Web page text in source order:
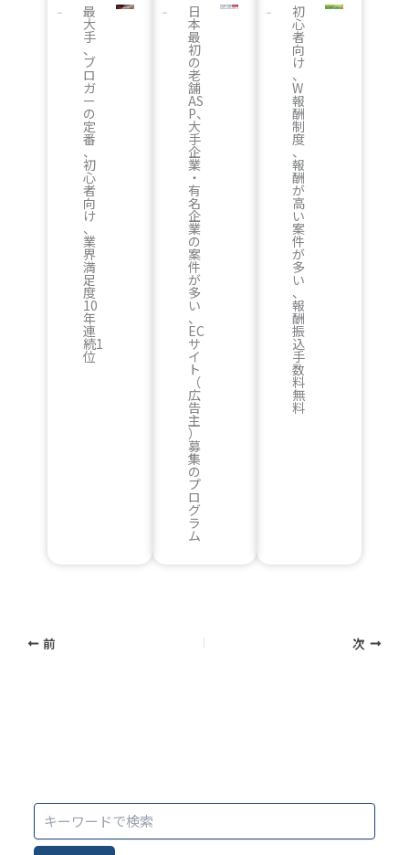
最
大
手
、
ブ
ロ
ガ
ー
の
定
番
、
初
心
者
向
け
、
業
界
満
足
度
10
年
連
続1
位
日
本
最
初
の
老
舗
AS
P、
大
手
企
業
・
有
名
企
業
の
案
件
が
多
い
、
EC
サ
イ
ト
（
広
告
主
）
募
集
の
プ
ロ
グ
ラ
ム
初
心
者
向
け
、
W
報
酬
制
度
、
報
酬
が
高
い
案
件
が
多
い
、
報
酬
振
込
手
数
料
無
料
前 次